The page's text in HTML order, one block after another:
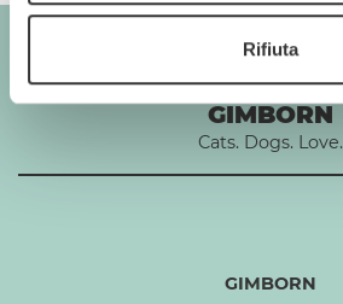
Rifiuta
GIMBORN
Cats. Dogs. Love.
GIMBORN